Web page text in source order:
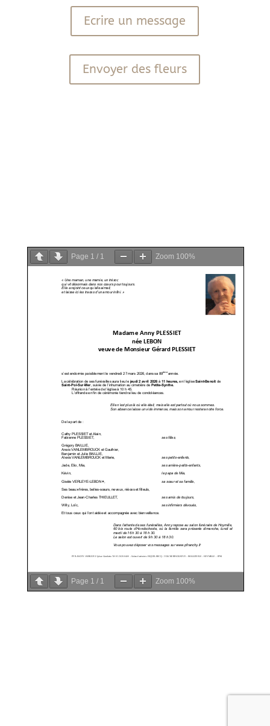
Ecrire un message
Envoyer des fleurs
Page 1 / 1 Zoom 100%
Page 1 / 1 Zoom 100%